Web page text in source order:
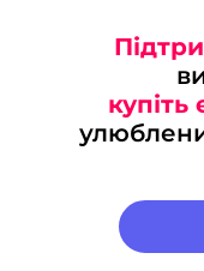
купіть